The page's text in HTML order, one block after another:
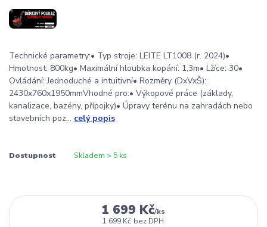
Technické parametry:• Typ stroje: LEITE LT1008 (r. 2024)•
Hmotnost: 800kg• Maximální hloubka kopání: 1,3m• Lžíce: 30•
Ovládání: Jednoduché a intuitivní• Rozměry (DxVxŠ):
2430x760x1950mmVhodné pro:• Výkopové práce (základy,
kanalizace, bazény, přípojky)• Úpravy terénu na zahradách nebo
stavebních poz... celý popis
Dostupnost Skladem > 5 ks
1 699 Kč/ks
1 699 Kč bez DPH